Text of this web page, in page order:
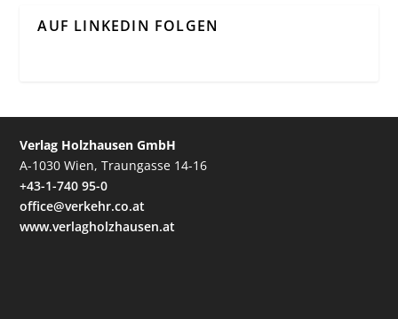
AUF LINKEDIN FOLGEN
Verlag Holzhausen GmbH
A-1030 Wien, Traungasse 14-16
+43-1-740 95-0
office@verkehr.co.at
www.verlagholzhausen.at